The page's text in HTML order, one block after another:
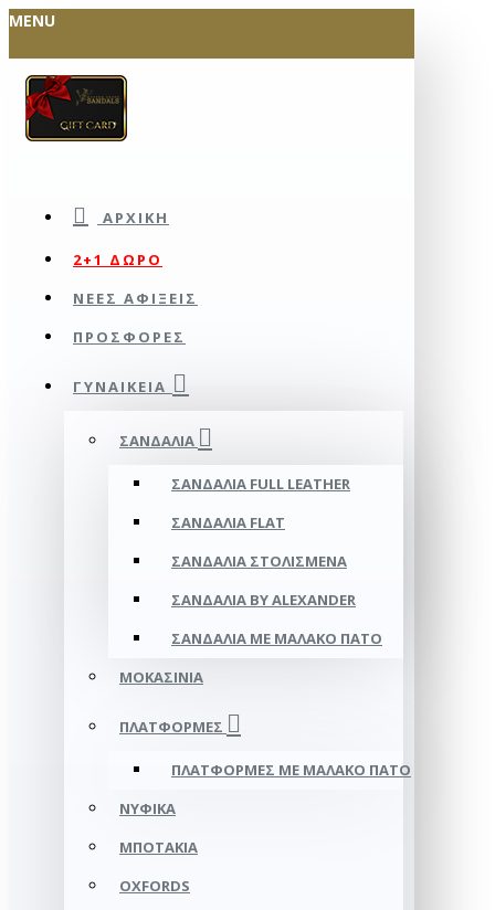
MENU
ΑΡΧΙΚΉ
2+1 ΔΩΡΟ
ΝΕΕΣ ΑΦΙΞΕΙΣ
ΠΡΟΣΦΟΡΕΣ
ΓΥΝΑΙΚΕΊΑ
ΣΑΝΔΆΛΙΑ
ΣΑΝΔΆΛΙΑ FULL LEATHER
ΣΑΝΔΆΛΙΑ FLAT
ΣΑΝΔΆΛΙΑ ΣΤΟΛΙΣΜΈΝΑ
ΣΑΝΔΆΛΙΑ BY ALEXANDER
ΣΑΝΔΆΛΙΑ ΜΕ ΜΑΛΑΚΌ ΠΆΤΟ
ΜΟΚΑΣΊΝΙΑ
ΠΛΑΤΦΌΡΜΕΣ
ΠΛΑΤΦΟΡΜΕΣ ΜΕ ΜΑΛΑΚΟ ΠΑΤΟ
ΝΥΦΙΚΆ
ΜΠΟΤΆΚΙΑ
OXFORDS